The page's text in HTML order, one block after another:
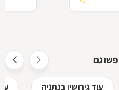
חוזר,
לקבל,
בשמכם
גם
עוד גירושין בנתניה